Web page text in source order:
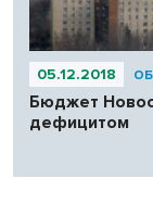
05.12.2018
Бюджет
дефицитом